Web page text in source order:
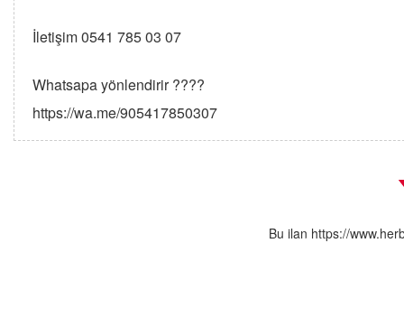
İletişim 0541 785 03 07
Whatsapa yönlendirir ????
https://wa.me/905417850307
Bu ilan https://